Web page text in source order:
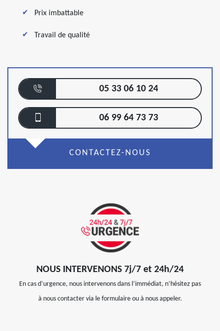
Prix imbattable
Travail de qualité
05 33 06 10 24
06 99 64 73 73
CONTACTEZ-NOUS
NOUS INTERVENONS 7j/7 et 24h/24
En cas d’urgence, nous intervenons dans l’immédiat, n’hésitez pas
à nous contacter via le formulaire ou à nous appeler.